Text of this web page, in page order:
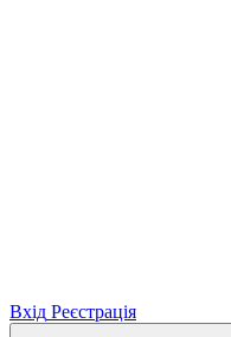
Вхід Реєстрація